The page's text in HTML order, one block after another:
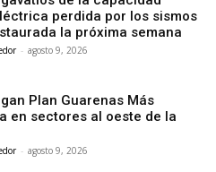
perdida por los sismos
la próxima semana
- agosto 9, 2026
Plan Guarenas Más
en sectores al oeste de la
- agosto 9, 2026